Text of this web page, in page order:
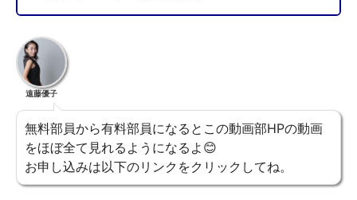
遠藤優子
無料部員から有料部員になるとこの動画部HPの動画
をほぼ全て見れるようになるよ😊
お申し込みは以下のリンクをクリックしてね。